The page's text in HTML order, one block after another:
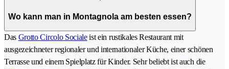
Wo kann man in Montagnola am besten essen?
Das Grotto Circolo Socialeist ein rustikales Restaurant mit
ausgezeichneter regionaler und internationaler Küche, einer schönen
Terrasse und einem Spielplatz für Kinder. Sehr beliebt ist auch die